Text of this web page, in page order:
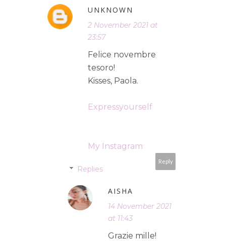
UNKNOWN
2 November 2021 at
23:57
Felice novembre
tesoro!
Kisses, Paola.
Expressyourself
My Instagram
Reply
Replies
AISHA
14 November 2021
at 11:43
Grazie mille!